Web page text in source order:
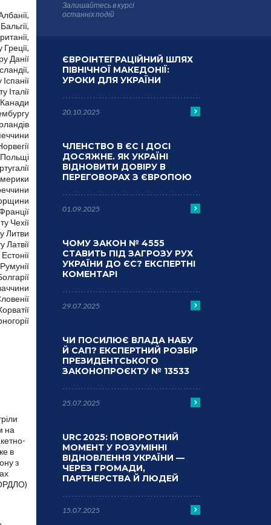
Данії
Чехії
Литви
Латвії
на
в
з
Залишайтесь в курсі
останніх подій
ЄВРОІНТЕГРАЦІЙНИЙ ШЛЯХ
ПІВНІЧНОЇ МАКЕДОНІЇ:
УРОКИ ДЛЯ УКРАЇНИ
20.10.2025
ЧЛЕНСТВО В ЄС І ДОСІ
ДОСЯЖНЕ. ЯК УКРАЇНІ
ВІДНОВИТИ ДОВІРУ В
ПЕРЕГОВОРАХ З ЄВРОПОЮ
01.09.2025
ЧОМУ ЗАКОН № 4555
СТАВИТЬ ПІД ЗАГРОЗУ РУХ
УКРАЇНИ ДО ЄС? ЕКСПЕРТНІ
КОМЕНТАРІ
29.07.2025
ЧИ ПОСИЛЮЄ ВЛАДА НАБУ
Й САП? ЕКСПЕРТНИЙ РОЗБІР
ПРЕЗИДЕНТСЬКОГО
ЗАКОНОПРОЄКТУ № 13533
25.07.2025
URC 2025: ПОВОРОТНИЙ
МОМЕНТ У РОЗУМІННІ
ВІДНОВЛЕННЯ УКРАЇНИ —
ЧЕРЕЗ ГРОМАДИ,
ПАРТНЕРСТВА Й ЛЮДЕЙ
15.07.2025